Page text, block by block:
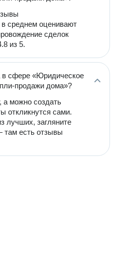
среднем оценивают
сделок
из 5.
в сфере «Юридическое
продажи дома»?
а можно создать
откликнутся сами.
лучших, загляните
там есть отзывы